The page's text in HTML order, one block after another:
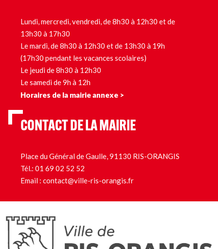
Lundi, mercredi, vendredi, de 8h30 à 12h30 et de
13h30 à 17h30
Le mardi, de 8h30 à 12h30 et de 13h30 à 19h
(17h30 pendant les vacances scolaires)
Le jeudi de 8h30 à 12h30
Le samedi de 9h à 12h
Horaires de la mairie annexe >
CONTACT DE LA MAIRIE
Place du Général de Gaulle, 91130 RIS-ORANGIS
Tél.: 01 69 02 52 52
Email : contact@ville-ris-orangis.fr